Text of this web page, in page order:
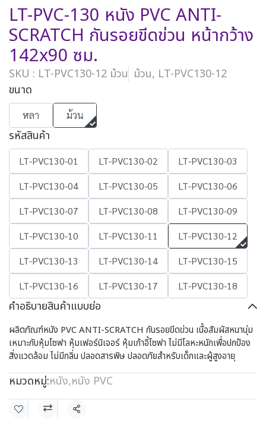
LT-PVC-130 หนัง PVC ANTI-
SCRATCH กันรอยขีดข่วน หน้ากว้าง
142x90 ซม.
SKU : LT-PVC130-12 ม้วน ม้วน, LT-PVC130-12
ขนาด
หลา ม้วน
รหัสสินค้า
LT-PVC130-01 LT-PVC130-02
LT-PVC130-03
LT-PVC130-04
LT-PVC130-05
LT-PVC130-06
LT-PVC130-07
LT-PVC130-08
LT-PVC130-09
LT-PVC130-10
LT-PVC130-11
LT-PVC130-12
LT-PVC130-13
LT-PVC130-14
LT-PVC130-15
LT-PVC130-16
LT-PVC130-17 LT-PVC130-18
คำอธิบายสินค้าแบบย่อ
ผลิตภัณฑ์หนัง PVC ANTI-SCRATCH กันรอยขีดข่วน เนื้อสัมผัสหนานุ่ม
เหมาะกับหุ้มโซฟา หุ้มเฟอร์นิเจอร์ หุ้มเก้าอี้โซฟา ไม่มีโลหะหนักเพื่อปกป้อง
สิ่งแวดล้อม ไม่มีกลิ่น ปลอดสารพิษ ปลอดภัยสำหรับเด็กและผู้สูงอายุ
หมวดหมู่:หนัง,หนัง PVC
แชร์